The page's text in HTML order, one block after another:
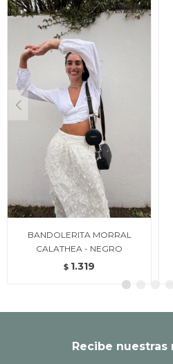
BANDOLERITA MORRAL
CALATHEA - NEGRO
$ 1.319
Recibe nuestras